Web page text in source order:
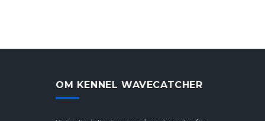
OM KENNEL WAVECATCHER